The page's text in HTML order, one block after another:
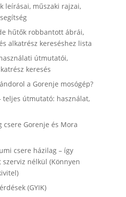
leírásai, műszaki rajzai,
hűtők robbantott ábrái,
alkatrész kereséshez lista
útmutatói,
keresés
a Gorenje mosógép?
teljes útmutató: használat,
Gorenje és Mora
csere házilag – így
nélkül (Könnyen
(GYIK)